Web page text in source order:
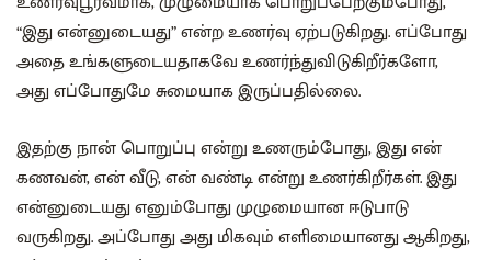
“இது என்னுடையது” என்ற உணர்வு ஏற்படுகிறது. எப்போது
அதை உங்களுடையதாகவே உணர்ந்துவிடுகிறீர்களோ,
அது எப்போதுமே சுமையாக இருப்பதில்லை.
இதற்கு நான் பொறுப்பு என்று உணரும்போது, இது என்
கணவன், என் வீடு, என் வண்டி என்று உணர்கிறீர்கள். இது
என்னுடையது எனும்போது முழுமையான ஈடுபாடு
வருகிறது. அப்போது அது மிகவும் எளிமையானது ஆகிறது,